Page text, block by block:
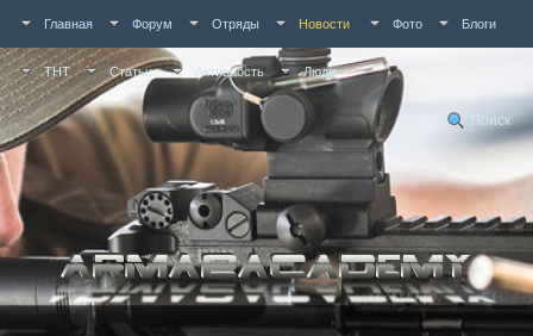
Главная Форум Отряды Новости Фото Блоги
ТНТ Статьи Активность Люди
Поиск